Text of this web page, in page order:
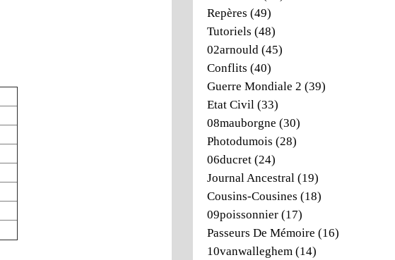
Repères (49)
Tutoriels (48)
02arnould (45)
Conflits (40)
Guerre Mondiale 2 (39)
Etat Civil (33)
08mauborgne (30)
Photodumois (28)
06ducret (24)
Journal Ancestral (19)
Cousins-Cousines (18)
09poissonnier (17)
Passeurs De Mémoire (16)
10vanwalleghem (14)